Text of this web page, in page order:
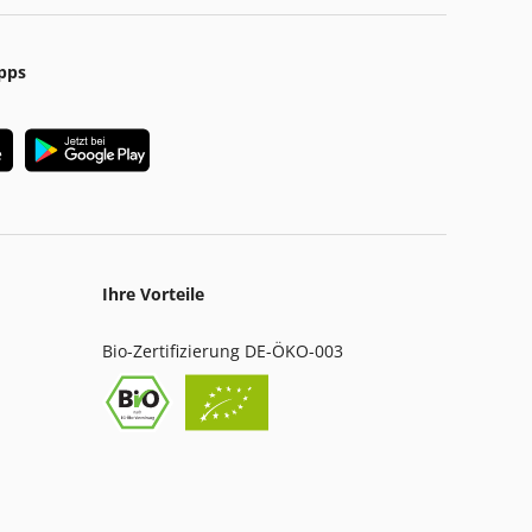
Ihre Vorteile
Bio-Zertifizierung DE-ÖKO-003